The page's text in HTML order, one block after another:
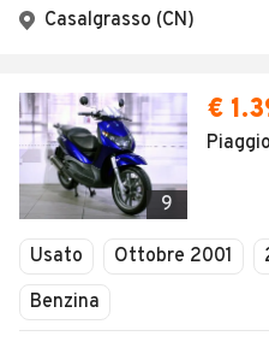
Casalgrasso (CN)
9
€
Usato Ottobre 2001
Benzina